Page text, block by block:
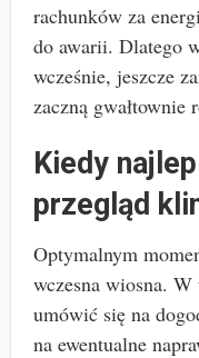
rachunków za
do awarii. Dlatego
wcześnie, jeszcze
zaczną gwałtownie
Kiedy
przegląd
Optymalnym
wczesna wiosna.
umówić się na
na ewentualne